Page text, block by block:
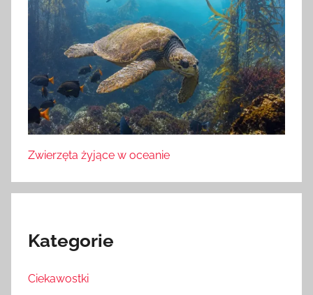
Zwierzęta żyjące w oceanie
Kategorie
Ciekawostki